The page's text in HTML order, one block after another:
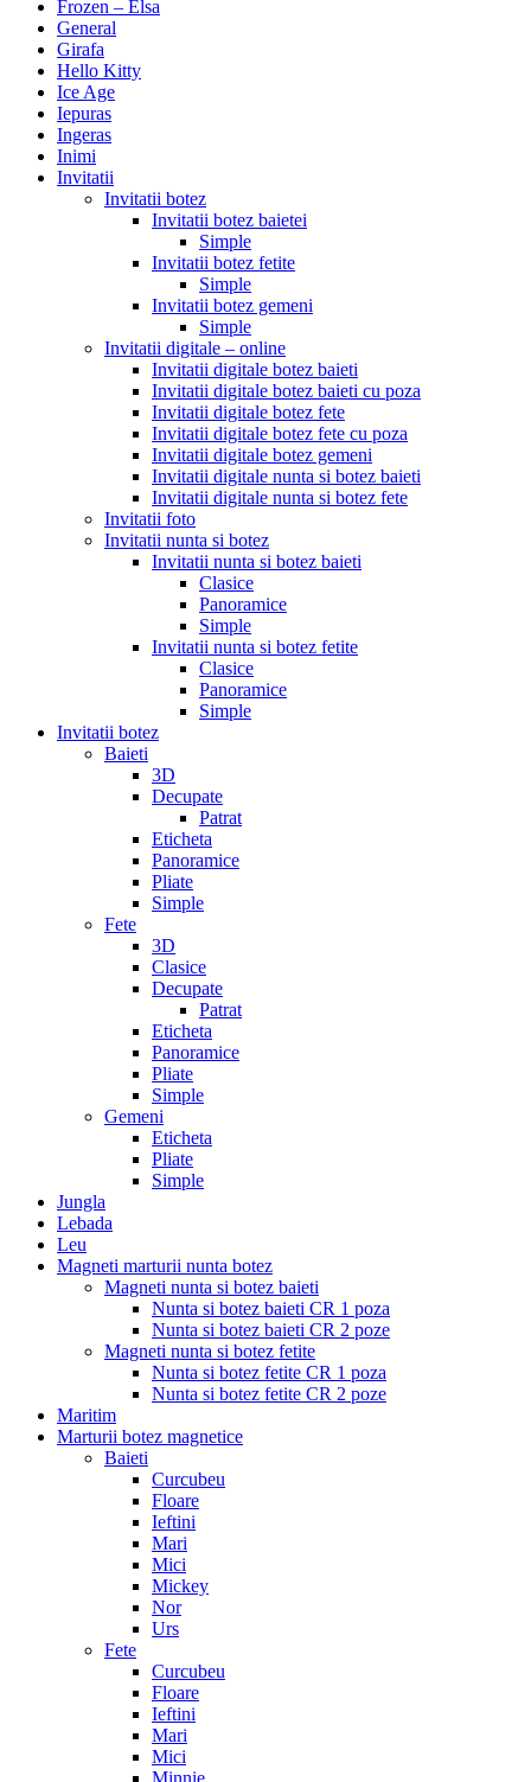
Frozen – Elsa
General
Girafa
Hello Kitty
Ice Age
Iepuras
Ingeras
Inimi
Invitatii
Invitatii botez
Invitatii botez baietei
Simple
Invitatii botez fetite
Simple
Invitatii botez gemeni
Simple
Invitatii digitale – online
Invitatii digitale botez baieti
Invitatii digitale botez baieti cu poza
Invitatii digitale botez fete
Invitatii digitale botez fete cu poza
Invitatii digitale botez gemeni
Invitatii digitale nunta si botez baieti
Invitatii digitale nunta si botez fete
Invitatii foto
Invitatii nunta si botez
Invitatii nunta si botez baieti
Clasice
Panoramice
Simple
Invitatii nunta si botez fetite
Clasice
Panoramice
Simple
Invitatii botez
Baieti
3D
Decupate
Patrat
Eticheta
Panoramice
Pliate
Simple
Fete
3D
Clasice
Decupate
Patrat
Eticheta
Panoramice
Pliate
Simple
Gemeni
Eticheta
Pliate
Simple
Jungla
Lebada
Leu
Magneti marturii nunta botez
Magneti nunta si botez baieti
Nunta si botez baieti CR 1 poza
Nunta si botez baieti CR 2 poze
Magneti nunta si botez fetite
Nunta si botez fetite CR 1 poza
Nunta si botez fetite CR 2 poze
Maritim
Marturii botez magnetice
Baieti
Curcubeu
Floare
Ieftini
Mari
Mici
Mickey
Nor
Urs
Fete
Curcubeu
Floare
Ieftini
Mari
Mici
Minnie